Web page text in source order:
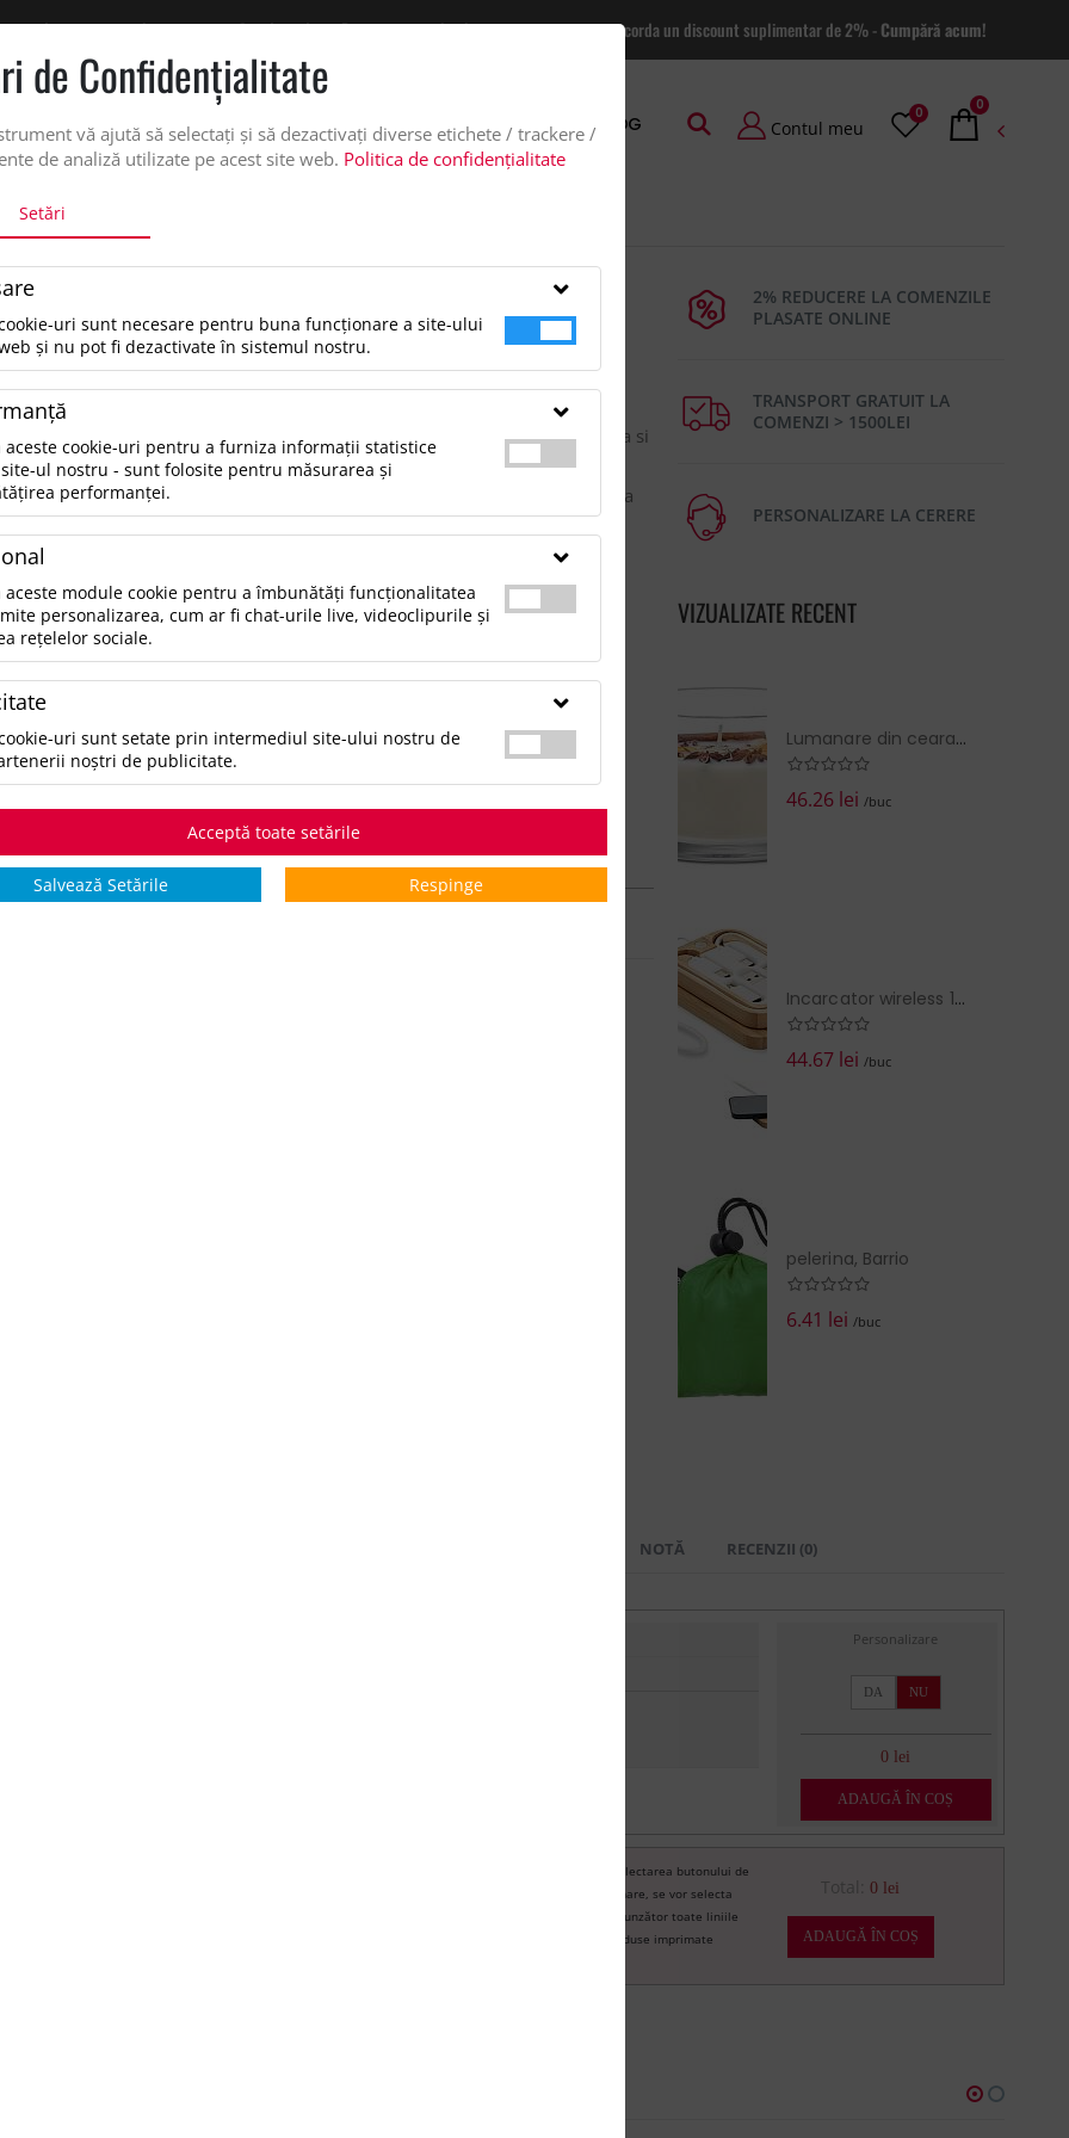
de pret personalizata pe office@updateadv.ro. Pentru comenzile plasate pe site va putem acorda un discount suplimentar de 2% -Cumpără acum!
SERVICII PERSONALIZARE DESPRE NOI CATALOAGE BLOG Contul meu
0 0
CU INSERTII PLUTA
Briceag cu insertii pluta, Bej
8.53 lei/buc
Briceag multifunctional din otel inoxidabil cu capac din pluta si
cordon PU. 7 functii. Include 2 desfacatoare, cutit, foarfeca,
surubelnita cu varfuri Philips, pila si deschizator de vin. Pluta
este...
CATEGORII:LIFESTYLE SI TIMP LIBER
CULORI:
Stoc INTERN
5 zile
14 zile
0
la cerere la cerere
2% REDUCERE LA COMENZILE
PLASATE ONLINE
TRANSPORT GRATUIT LA
COMENZI > 1500LEI
PERSONALIZARE LA CERERE
VIZUALIZATE RECENT
Lumanare din ceara pe baza de p
46.26 lei/buc
Incarcator wireless 15W din bam
44.67 lei/buc
pelerina, Barrio
6.41 lei/buc
NOTĂ RECENZII (0)
Personalizare
DA NU
0 lei
ADAUGĂ ÎN COȘ
Prin selectarea butonului de
imprimare, se vor selecta
corespunzător toate liniile
de produse imprimate
Total:0 lei
ADAUGĂ ÎN COȘ
de Confidenţialitate
vă ajută să selectați și să dezactivați diverse etichete / trackere /
de analiză utilizate pe acest site web. Politica de confidențialitate
Setări
uri sunt necesare pentru buna funcționare a site-ului
și nu pot fi dezactivate în sistemul nostru.
aceste cookie-uri pentru a furniza informații statistice
ul nostru - sunt folosite pentru măsurarea și
performanței.
aceste module cookie pentru a îmbunătăți funcționalitatea
personalizarea, cum ar fi chat-urile live, videoclipurile și
rețelelor sociale.
uri sunt setate prin intermediul site-ului nostru de
noștri de publicitate.
Acceptă toate setările
Salvează Setările Respinge